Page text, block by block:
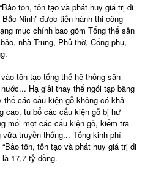
tồn, tôn tạo và phát huy giá trị di
Ninh” được tiến hành thi công
mục chính bao gồm Tổng thể sân
nhà Trung, Phủ thờ, Cổng phụ,
tôn tạo tổng thể hệ thống sân
Hạ giải thay thế ngói tạp bằng
thế các cấu kiện gỗ không có khả
cao, tu bổ các cấu kiện gỗ bị hư
mối mọt các cấu kiện gỗ, kiểm tra
truyền thống... Tổng kinh phí
tồn, tôn tạo và phát huy giá trị di
17,7 tỷ đồng.